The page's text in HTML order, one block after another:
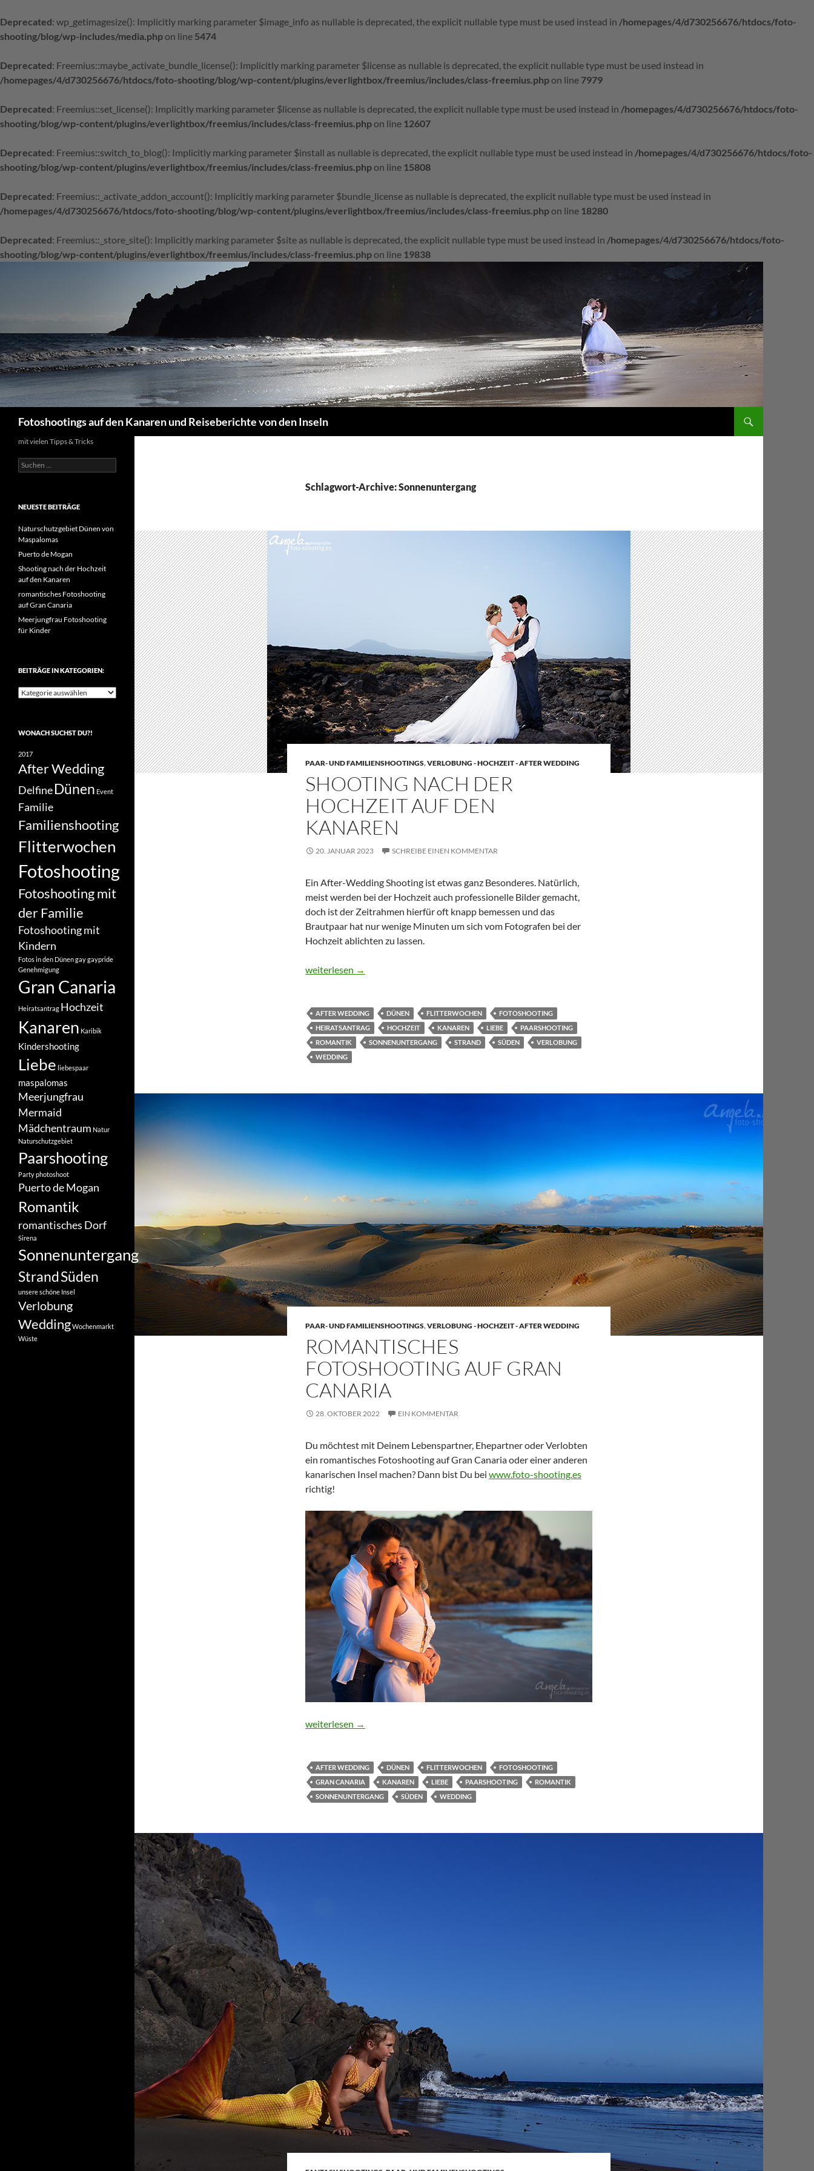
Deprecated: wp_getimagesize(): Implicitly marking parameter $image_info as nullable is deprecated, the explicit nullable type must be used instead in /homepages/4/d730256676/htdocs/foto-
shooting/blog/wp-includes/media.phpon line 5474
Deprecated: Freemius::maybe_activate_bundle_license(): Implicitly marking parameter $license as nullable is deprecated, the explicit nullable type must be used instead in
/homepages/4/d730256676/htdocs/foto-shooting/blog/wp-content/plugins/everlightbox/freemius/includes/class-freemius.phpon line 7979
Deprecated: Freemius::set_license(): Implicitly marking parameter $license as nullable is deprecated, the explicit nullable type must be used instead in /homepages/4/d730256676/htdocs/foto-
shooting/blog/wp-content/plugins/everlightbox/freemius/includes/class-freemius.phpon line 12607
Deprecated: Freemius::switch_to_blog(): Implicitly marking parameter $install as nullable is deprecated, the explicit nullable type must be used instead in /homepages/4/d730256676/htdocs/foto-
shooting/blog/wp-content/plugins/everlightbox/freemius/includes/class-freemius.phpon line 15808
Deprecated: Freemius::_activate_addon_account(): Implicitly marking parameter $bundle_license as nullable is deprecated, the explicit nullable type must be used instead in
/homepages/4/d730256676/htdocs/foto-shooting/blog/wp-content/plugins/everlightbox/freemius/includes/class-freemius.phpon line 18280
Deprecated: Freemius::_store_site(): Implicitly marking parameter $site as nullable is deprecated, the explicit nullable type must be used instead in /homepages/4/d730256676/htdocs/foto-
shooting/blog/wp-content/plugins/everlightbox/freemius/includes/class-freemius.phpon line 19838
Fotoshootings auf den Kanaren und Reiseberichte von den Inseln
Schlagwort-Archive: Sonnenuntergang
PAAR- UND FAMILIENSHOOTINGS,VERLOBUNG - HOCHZEIT - AFTER WEDDING
SHOOTING NACH DER
HOCHZEIT AUF DEN
KANAREN
20. JANUAR 2023 SCHREIBE EINEN KOMMENTAR
Ein After-Wedding Shooting ist etwas ganz Besonderes. Natürlich,
meist werden bei der Hochzeit auch professionelle Bilder gemacht,
doch ist der Zeitrahmen hierfür oft knapp bemessen und das
Brautpaar hat nur wenige Minuten um sich vom Fotografen bei der
Hochzeit ablichten zu lassen.
Shooting nach der Hochzeit auf den Kanaren
weiterlesen →
AFTER WEDDING DÜNEN FLITTERWOCHEN
FOTOSHOOTING
HEIRATSANTRAG
HOCHZEIT KANAREN LIEBE
PAARSHOOTING
ROMANTIK
SONNENUNTERGANG STRAND SÜDEN
VERLOBUNG
WEDDING
PAAR- UND FAMILIENSHOOTINGS,VERLOBUNG - HOCHZEIT - AFTER WEDDING
ROMANTISCHES
FOTOSHOOTING AUF GRAN
CANARIA
28. OKTOBER 2022 EIN KOMMENTAR
Du möchtest mit Deinem Lebenspartner, Ehepartner oder Verlobten
ein romantisches Fotoshooting auf Gran Canaria oder einer anderen
kanarischen Insel machen? Dann bist Du bei www.foto-shooting.es
richtig!
romantisches Fotoshooting auf Gran Canaria
weiterlesen →
AFTER WEDDING DÜNEN FLITTERWOCHEN
FOTOSHOOTING
GRAN CANARIA
KANAREN LIEBE PAARSHOOTING
ROMANTIK
SONNENUNTERGANG
SÜDEN WEDDING
mit vielen Tipps & Tricks
Suchen
nach:
NEUESTE BEITRÄGE
Naturschutzgebiet Dünen von
Maspalomas
Puerto de Mogan
Shooting nach der Hochzeit
auf den Kanaren
romantisches Fotoshooting
auf Gran Canaria
Meerjungfrau Fotoshooting
für Kinder
BEITRÄGE IN KATEGORIEN:
Beiträge
WONACH SUCHST DU?!
2017
After Wedding
DelfineDünen Event
Familie
Familienshooting
Flitterwochen
Fotoshooting
Fotoshooting mit
der Familie
Fotoshooting mit
Kindern
Fotos in den Dünengaygaypride
Genehmigung
Gran Canaria
Heiratsantrag Hochzeit
Kanaren Karibik
Kindershooting
Liebe liebespaar
maspalomas
Meerjungfrau
Mermaid
Mädchentraum Natur
Naturschutzgebiet
Paarshooting
Partyphotoshoot
Puerto de Mogan
Romantik
romantisches Dorf
Sirena
Sonnenuntergang
StrandSüden
unsere schöne Insel
Verlobung
WeddingWochenmarkt
Wüste